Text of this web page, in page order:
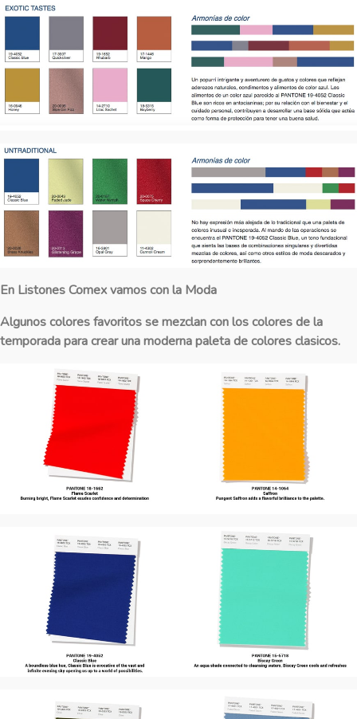
En Listones Comex vamos con la Moda
Algunos colores favoritos se mezclan con los colores de la
temporada para crear una moderna paleta de colores clasicos.